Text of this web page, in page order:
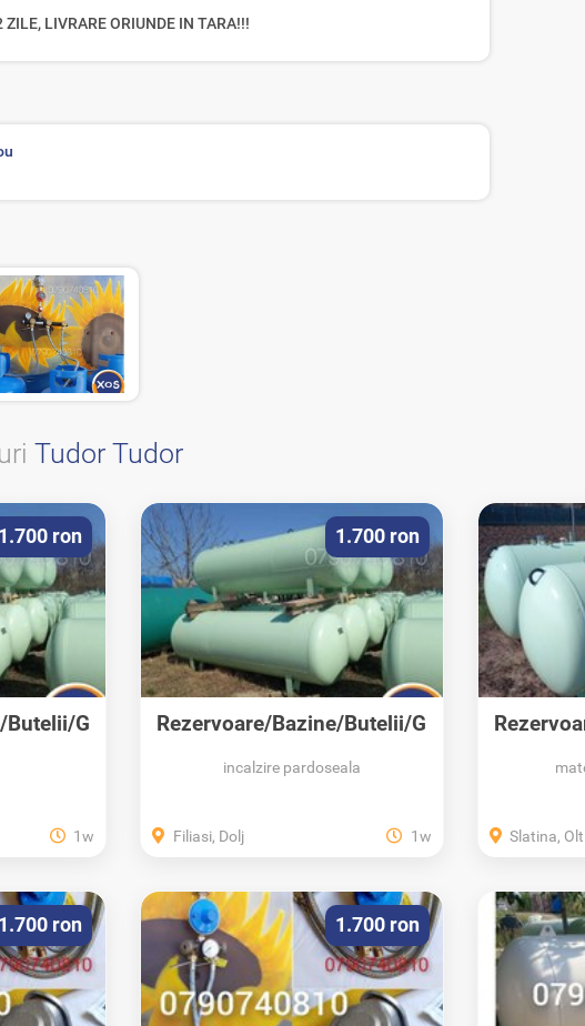
LIVRARE ORIUNDE IN TARA!!!
Tudor Tudor
Butelii/G
1.700 ron
1w
Rezervoare/Bazine/Butelii/G
incalzire pardoseala
1.700 ron
Filiasi, Dolj 1w Slatina, Olt
1.700 ron 1.700 ron